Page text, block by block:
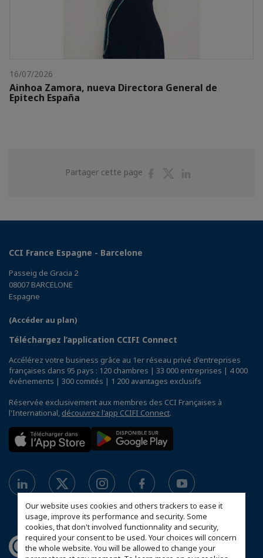
Our website uses cookies and others trackers to ease it
usage, improve its performance and security. Some
cookies, that don't involved functionnality and security,
required your consent to be used. Your choices will concern
the whole website. You will be allowed to change your
16/07/2026
Ainhoa Zamora, nueva Directora General de
Epitech España
Partager cette page
PartagerPartager
CCI France Espagne - Barcelone
Passeig de Gracia 2
08007 BARCELONE
Espagne
(Accéder au plan)
Téléchargez l’application CCIFI Connect
Accélérez votre business grâce au 1er réseau privé d'entreprises
françaises dans 95 pays : 120 chambres | 33 000 entreprises | 4 000
événements | 300 comités | 1 200 avantages exclusifs
Réservée exclusivement aux membres des CCI Françaises à
l'International, découvrez l'app CCIFI Connect.